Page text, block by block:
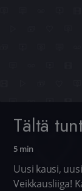
Tältä
5 min
Uusi kausi,
Veikkausliiga!